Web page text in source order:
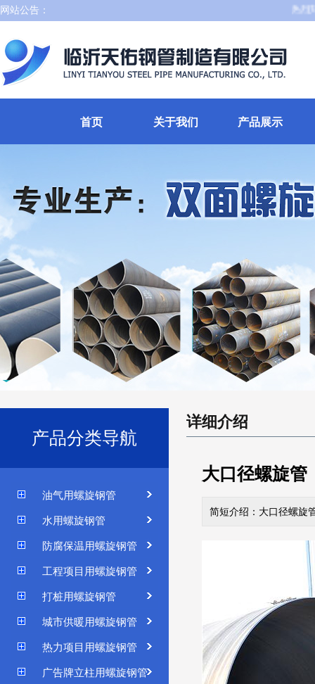
网站公告： 热烈庆
首页 关于我们 产品展示
产品分类导航
油气用螺旋钢管
水用螺旋钢管
防腐保温用螺旋钢管
工程项目用螺旋钢管
打桩用螺旋钢管
城市供暖用螺旋钢管
热力项目用螺旋钢管
广告牌立柱用螺旋钢管
详细介绍
大口径螺旋管
简短介绍：大口径螺旋